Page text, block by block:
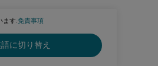
ます.免責事項
に切り替え